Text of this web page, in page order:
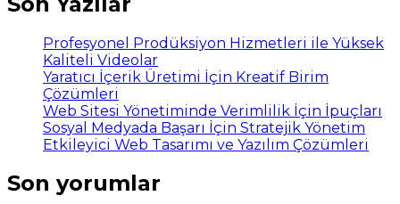
Profesyonel Prodüksiyon Hizmetleri ile Yüksek
Kaliteli Videolar
Yaratıcı İçerik Üretimi İçin Kreatif Birim
Çözümleri
Web Sitesi Yönetiminde Verimlilik İçin İpuçları
Sosyal Medyada Başarı İçin Stratejik Yönetim
Etkileyici Web Tasarımı ve Yazılım Çözümleri
Son yorumlar